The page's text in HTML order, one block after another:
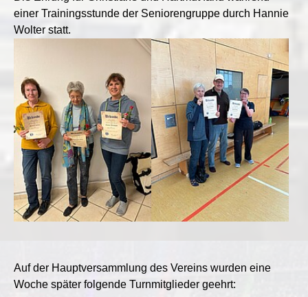
einer Trainingsstunde der Seniorengruppe durch Hannie
Wolter statt.
Auf der Hauptversammlung des Vereins wurden eine
Woche später folgende Turnmitglieder geehrt: